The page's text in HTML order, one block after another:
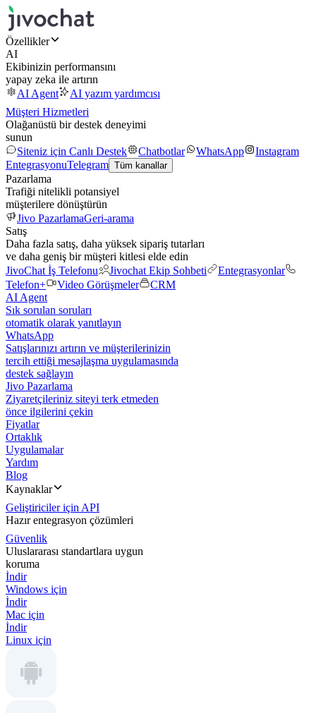
Özellikler
AI
Ekibinizin performansını
yapay zeka ile artırın
AI Agent
AI yazım yardımcısı
Müşteri Hizmetleri
Olağanüstü bir destek deneyimi
sunun
Siteniz için Canlı Destek
Chatbotlar WhatsApp
Instagram
EntegrasyonuTelegram Tüm kanallar
Pazarlama
Trafiği nitelikli potansiyel
müşterilere dönüştürün
Jivo PazarlamaGeri-arama
Satış
Daha fazla satış, daha yüksek sipariş tutarları
ve daha geniş bir müşteri kitlesi elde edin
JivoChat İş Telefonu
Jivochat Ekip Sohbeti
Entegrasyonlar
Telefon+
Video Görüşmeler
CRM
AI Agent
Sık sorulan soruları
otomatik olarak yanıtlayın
WhatsApp
Satışlarınızı artırın ve müşterilerinizin
tercih ettiği mesajlaşma uygulamasında
destek sağlayın
Jivo Pazarlama
Ziyaretçileriniz siteyi terk etmeden
önce ilgilerini çekin
Fiyatlar
Ortaklık
Uygulamalar
Yardım
Blog
Kaynaklar
Geliştiriciler için API
Hazır entegrasyon çözümleri
Güvenlik
Uluslararası standartlara uygun
koruma
İndir
Windows için
İndir
Mac için
İndir
Linux için